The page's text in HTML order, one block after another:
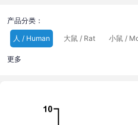
产品分类：
人 / Human
大鼠 / Rat 小鼠 /
更多